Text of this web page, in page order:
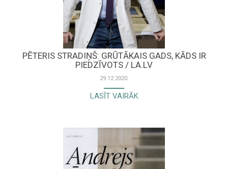
PĒTERIS STRADIŅŠ: GRŪTĀKAIS GADS, KĀDS IR
PIEDZĪVOTS / LA.LV
29.12.2020.
LASĪT VAIRĀK